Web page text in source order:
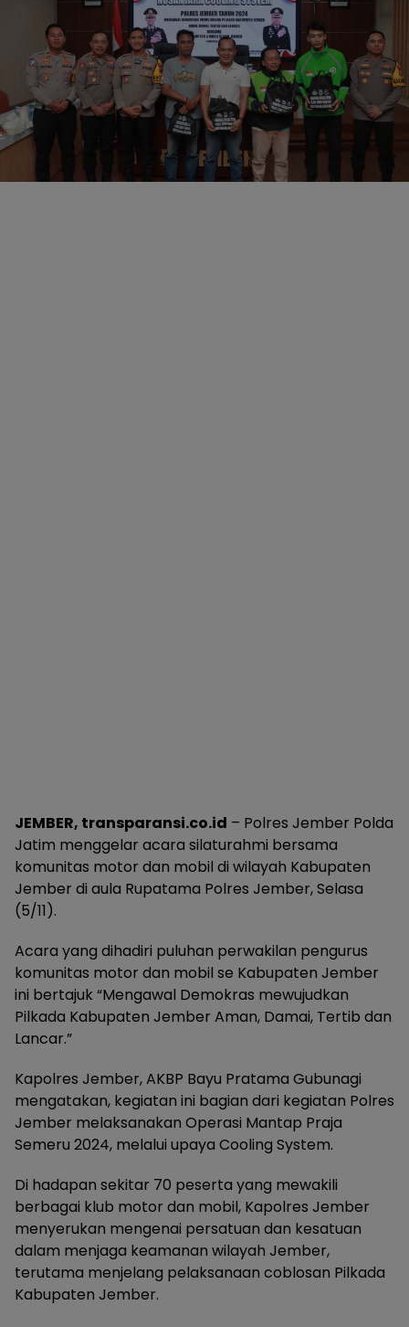
JEMBER, transparansi.co.id – Polres Jember Polda
Jatim menggelar acara silaturahmi bersama
komunitas motor dan mobil di wilayah Kabupaten
Jember di aula Rupatama Polres Jember, Selasa
(5/11).
Acara yang dihadiri puluhan perwakilan pengurus
komunitas motor dan mobil se Kabupaten Jember
ini bertajuk “Mengawal Demokras mewujudkan
Pilkada Kabupaten Jember Aman, Damai, Tertib dan
Lancar.”
Kapolres Jember, AKBP Bayu Pratama Gubunagi
mengatakan, kegiatan ini bagian dari kegiatan Polres
Jember melaksanakan Operasi Mantap Praja
Semeru 2024, melalui upaya Cooling System.
Di hadapan sekitar 70 peserta yang mewakili
berbagai klub motor dan mobil, Kapolres Jember
menyerukan mengenai persatuan dan kesatuan
dalam menjaga keamanan wilayah Jember,
terutama menjelang pelaksanaan coblosan Pilkada
Kabupaten Jember.